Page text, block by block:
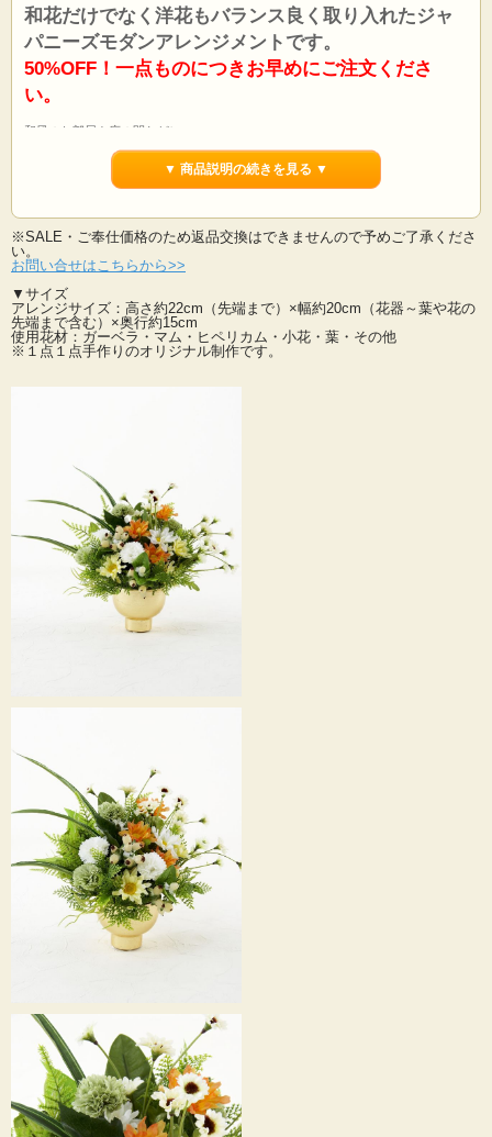
和花だけでなく洋花もバランス良く取り入れたジャ
パニーズモダンアレンジメントです。
50%OFF！一点ものにつきお早めにご注文くださ
い。
和風のお部屋や床の間などに・・・。
お誕生祝い・新築祝い、敬老の日の贈り物にいかがでしょうか？
様々なシーンにあう花材・デザインですので、
造花なのでお水をあげる手間も掛らず、枯れる心配もありません。
贈り物に喜ばれることとおもいます。
様々なご用途での贈り物に・・・。
ジャパニーズモダンアレンジは洋風の空間に飾ってもバッチリおしゃれにフィッ
トします。
造花で枯れることもなく長期間飾ることができます。
素敵な和の空間を・・・。
※１点１点手作りのオリジナル制作です。
▼ 商品説明の続きを見る ▼
※SALE・ご奉仕価格のため返品交換はできませんので予めご了承くださ
い。
お問い合せはこちらから>>
▼サイズ
アレンジサイズ：高さ約22cm（先端まで）×幅約20cm（花器～葉や花の
先端まで含む）×奥行約15cm
使用花材：ガーベラ・マム・ヒペリカム・小花・葉・その他
※１点１点手作りのオリジナル制作です。